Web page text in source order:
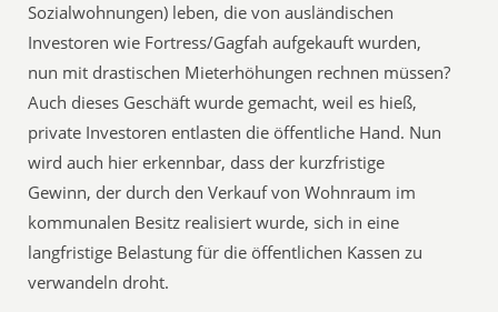
Sozialwohnungen) leben, die von ausländischen
Investoren wie Fortress/Gagfah aufgekauft wurden,
nun mit drastischen Mieterhöhungen rechnen müssen?
Auch dieses Geschäft wurde gemacht, weil es hieß,
private Investoren entlasten die öffentliche Hand. Nun
wird auch hier erkennbar, dass der kurzfristige
Gewinn, der durch den Verkauf von Wohnraum im
kommunalen Besitz realisiert wurde, sich in eine
langfristige Belastung für die öffentlichen Kassen zu
verwandeln droht.